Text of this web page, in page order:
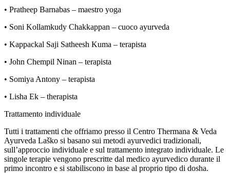
• Pratheep Barnabas – maestro yoga
• Soni Kollamkudy Chakkappan – cuoco ayurveda
• Kappackal Saji Satheesh Kuma – terapista
• John Chempil Ninan – terapista
• Somiya Antony – terapista
• Lisha Ek – therapista
Trattamento individuale
Tutti i trattamenti che offriamo presso il Centro Thermana & Veda
Ayurveda Laško si basano sui metodi ayurvedici tradizionali,
sull’approccio individuale e sul trattamento integrato individuale. Le
singole terapie vengono prescritte dal medico ayurvedico durante il
primo incontro e si stabiliscono in base al proprio tipo di dosha.